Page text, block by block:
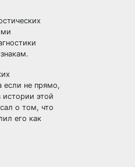
если не прямо,
этой
о том, что
его как